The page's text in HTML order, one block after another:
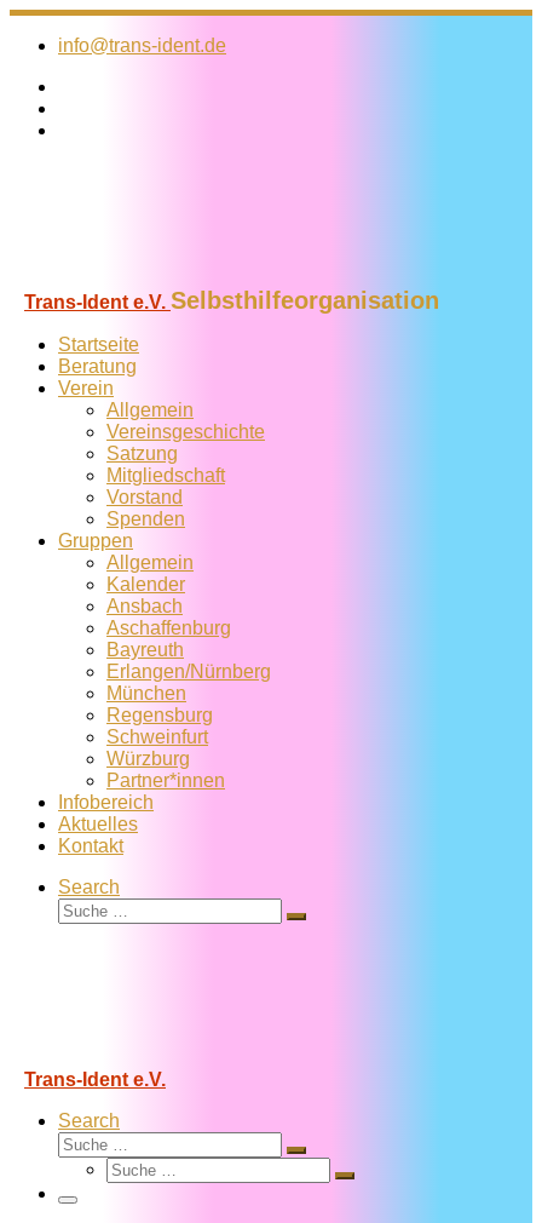
Zum
Inhalt
info@trans-ident.de
Trans-Ident e.V. Selbsthilfeorganisation
Startseite
Beratung
Verein
Allgemein
Vereins­geschichte
Satzung
Mitglied­schaft
Vorstand
Spenden
Gruppen
Allgemein
Kalender
Ansbach
Aschaffenburg
Bayreuth
Erlangen/Nürnberg
München
Regensburg
Schweinfurt
Würzburg
Partner*innen
Infobereich
Aktuelles
Kontakt
Search
Suche
Suche
Trans-Ident e.V.
Search
Suche
Suche
Suche
Suche
Menü